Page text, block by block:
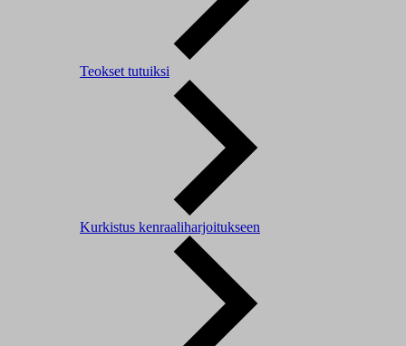
Teokset tutuiksi
Kurkistus kenraaliharjoitukseen